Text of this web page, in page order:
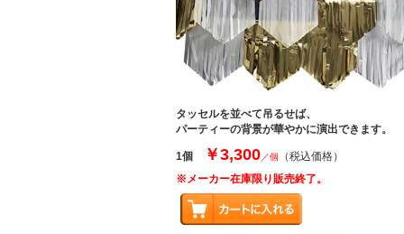
タッセルを並べて吊るせば、
パーティーの背景が華やかに演出できます。
1個 ￥3,300／個
（税込価格）
※メーカー在庫限り販売終了。